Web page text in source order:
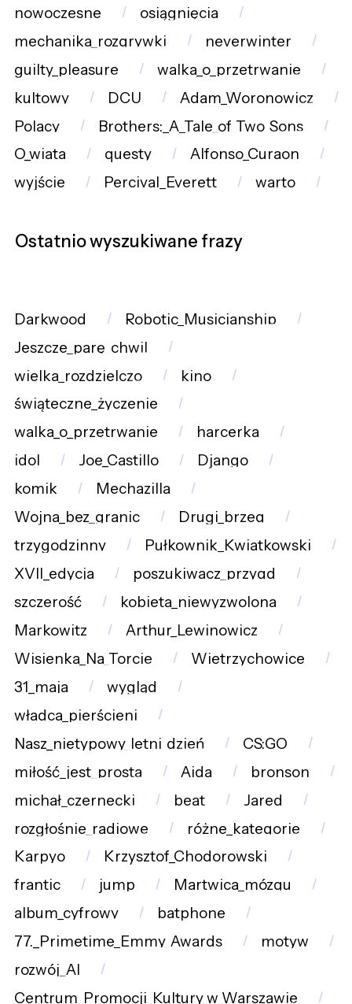
nowoczesne
osiągnięcia
mechanika_rozgrywki
neverwinter
guilty_pleasure
walka_o_przetrwanie
kultowy
DCU
Adam_Woronowicz
Polacy
Brothers:_A_Tale_of_Two_Sons
O_wiata
questy
Alfonso_Curaon
wyjście
Percival_Everett warto
Ostatnio wyszukiwane frazy
Darkwood
Robotic_Musicianship
Jeszcze_parę_chwil
wielka_rozdzielczo
kino
świąteczne_życzenie
walka_o_przetrwanie
harcerka
idol
Joe_Castillo
Django
komik
Mechazilla
Wojna_bez_granic
Drugi_brzeg
trzygodzinny
Pułkownik_Kwiatkowski
XVII_edycja
poszukiwacz_przygd
szczerość
kobieta_niewyzwolona
Markowitz
Arthur_Lewinowicz
Wisienka_Na_Torcie
Wietrzychowice
31_maja
wygląd
władca_pierścieni
Nasz_nietypowy_letni_dzień
CS:GO
miłość_jest_prosta
Aida
bronson
michał_czernecki
beat
Jared
rozgłośnie_radiowe
różne_kategorie
Karpyo
Krzysztof_Chodorowski
frantic
jump
Martwica_mózgu
album_cyfrowy
batphone
77._Primetime_Emmy_Awards
motyw
rozwój_AI
Centrum_Promocji_Kultury_w_Warszawie